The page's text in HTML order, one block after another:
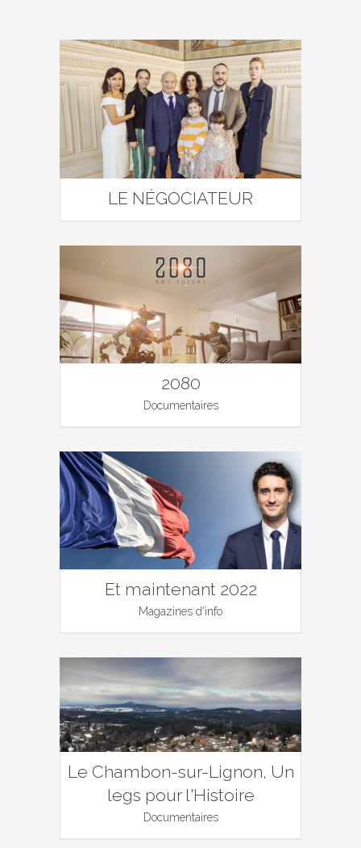
LE NÉGOCIATEUR
2080
Documentaires
Et maintenant 2022
Magazines d'info
Le Chambon-sur-Lignon, Un
legs pour l'Histoire
Documentaires